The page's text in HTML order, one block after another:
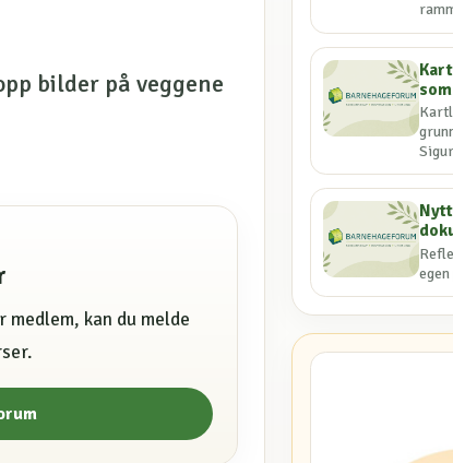
bilder på veggene
medlem, kan du melde